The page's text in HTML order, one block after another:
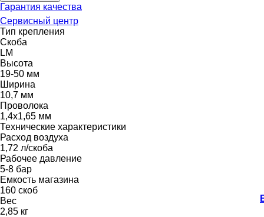
Гарантия качества
Сервисный центр
Тип крепления
Скоба
LM
Высота
19-50 мм
Ширина
10,7 мм
Проволока
1,4х1,65 мм
Технические характеристики
Расход воздуха
1,72 л/скоба
Рабочее давление
5-8 бар
Емкость магазина
160 скоб
Вес
2,85 кг